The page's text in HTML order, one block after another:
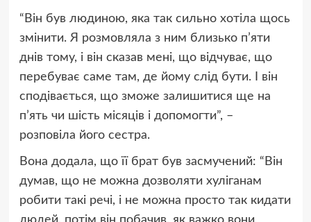
“Він був людиною, яка так сильно хотіла щось
змінити. Я розмовляла з ним близько п’яти
днів тому, і він сказав мені, що відчуває, що
перебуває саме там, де йому слід бути. І він
сподівається, що зможе залишитися ще на
п’ять чи шість місяців і допомогти”, –
розповіла його сестра.
Вона додала, що її брат був засмучений: “Він
думав, що не можна дозволяти хуліганам
робити такі речі, і не можна просто так кидати